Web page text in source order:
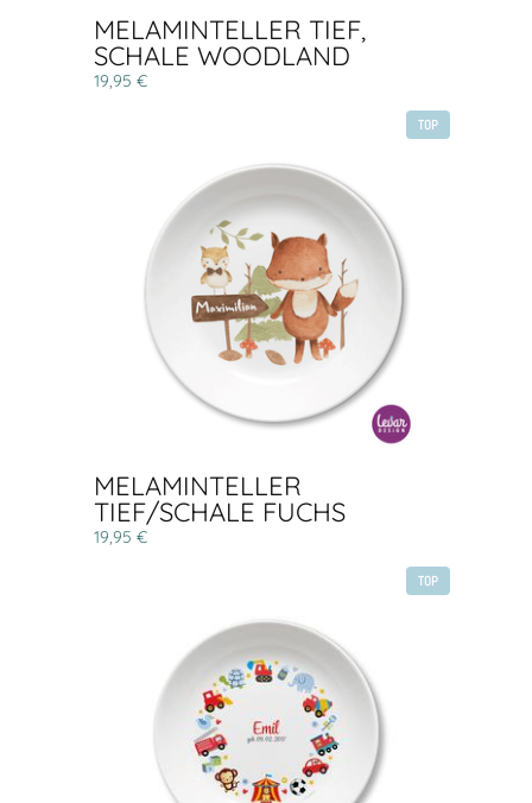
MELAMINTELLER TIEF,
SCHALE WOODLAND
19,95 €
TOP
MELAMINTELLER
TIEF/SCHALE FUCHS
19,95 €
TOP